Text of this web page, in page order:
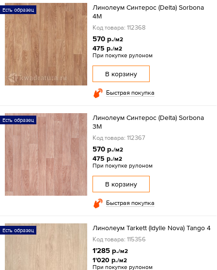
Есть образец
Линолеум Синтерос (Delta) Sorbona
4M
Код товара: 112368
570 р./м2
475 р./м2
При покупке рулоном
В корзину
Быстрая покупка
Есть образец
Линолеум Синтерос (Delta) Sorbona
3М
Код товара: 112367
570 р./м2
475 р./м2
При покупке рулоном
В корзину
Быстрая покупка
Есть образец Линолеум Tarkett (Idylle Nova) Tango 4
Код товара: 115356
1'285 р./м2
1'020 р./м2
При покупке рулоном